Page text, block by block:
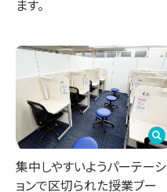
ます。
集中しやすいようパーテーシ
ョンで区切られた授業ブー